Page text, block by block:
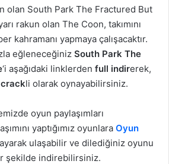
olan South Park The Fractured But
rakun olan The Coon, takımını
kahramanı yapmaya çalışacaktır.
eğleneceğiniz South Park The
‘i aşağıdaki linklerden full indirerek,
crackli olarak oynayabilirsiniz.
oyun paylaşımları
yaptığımız oyunlara Oyun
ulaşabilir ve dilediğiniz oyunu
şekilde indirebilirsiniz.